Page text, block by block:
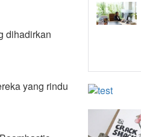
dihadirkan
yang rindu